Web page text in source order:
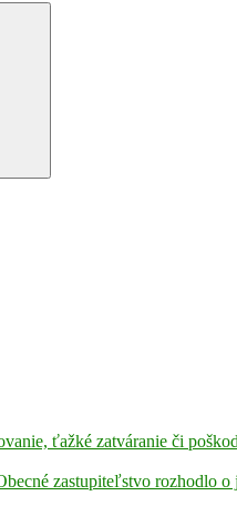
ťažké zatváranie či
zastupiteľstvo rozhodlo o